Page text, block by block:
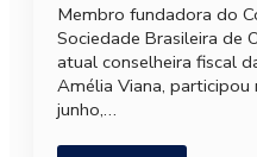
Membro fundadora do
Sociedade Brasileira de
atual conselheira fiscal
Amélia Viana,
junho,…